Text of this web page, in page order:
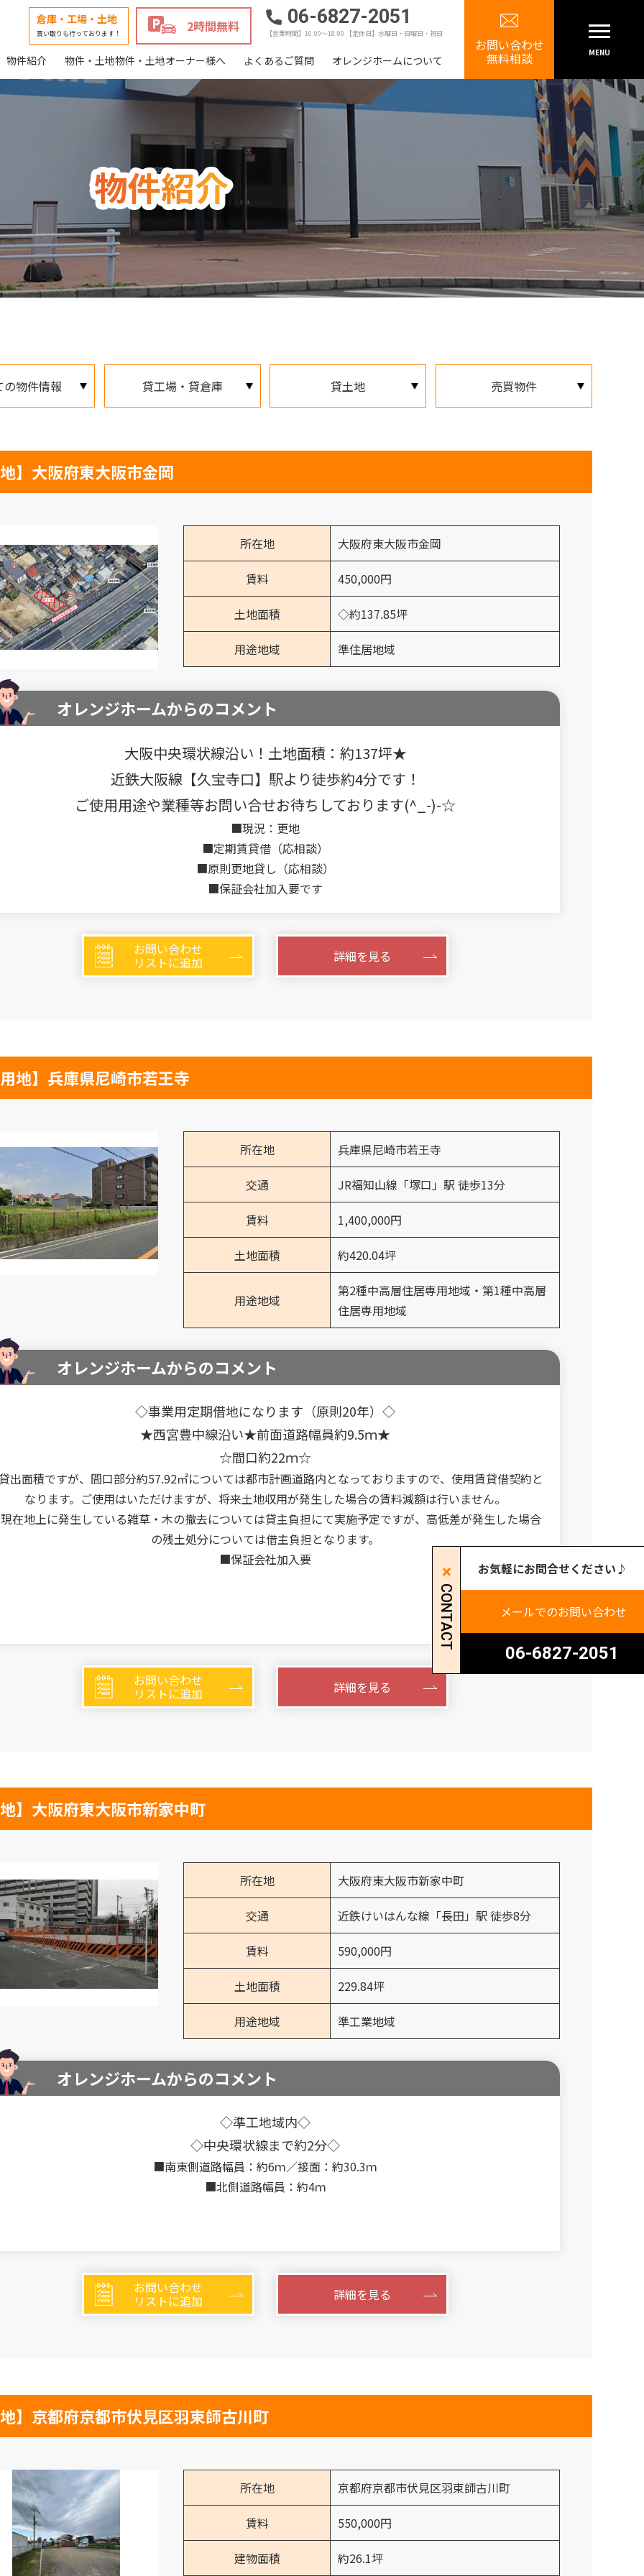
倉庫・工場・土地
買い取りも行っております！ 2時間無料 06-6827-2051
【営業時間】10:00～18:00 【定休日】水曜日・日曜日・祝日
物件紹介 物件・土地物件・土地オーナー様へ よくあるご質問 オレンジホームについて
お問い合わせ
無料相談 MENU
の物件情報 貸工場・貸倉庫 貸土地 売買物件
】大阪府東大阪市金岡
所在地 大阪府東大阪市金岡
賃料 450,000円
土地面積 ◇約137.85坪
用途地域 準住居地域
オレンジホームからのコメント
大阪中央環状線沿い！土地面積：約137坪★
近鉄大阪線【久宝寺口】駅より徒歩約4分です！
ご使用用途や業種等お問い合せお待ちしております(^_-)-☆
■現況：更地
■定期賃貸借（応相談）
■原則更地貸し（応相談）
■保証会社加入要です
お問い合わせ
リストに追加 詳細を見る
地】兵庫県尼崎市若王寺
所在地 兵庫県尼崎市若王寺
交通 JR福知山線「塚口」駅 徒歩13分
賃料 1,400,000円
土地面積 約420.04坪
用途地域
第2種中高層住居専用地域・第1種中高層
住居専用地域
オレンジホームからのコメント
◇事業用定期借地になります（原則20年）◇
★西宮豊中線沿い★前面道路幅員約9.5ｍ★
☆間口約22ｍ☆
出面積ですが、間口部分約57.92㎡については都市計画道路内となっておりますので、使用賃貸借契約と
なります。ご使用はいただけますが、将来土地収用が発生した場合の賃料減額は行いません。
在地上に発生している雑草・木の撤去については貸主負担にて実施予定ですが、高低差が発生した場合
の残土処分については借主負担となります。
■保証会社加入要
お問い合わせ
リストに追加 詳細を見る
】大阪府東大阪市新家中町
所在地 大阪府東大阪市新家中町
交通 近鉄けいはんな線「長田」駅 徒歩8分
賃料 590,000円
土地面積 229.84坪
用途地域 準工業地域
オレンジホームからのコメント
◇準工地域内◇
◇中央環状線まで約2分◇
■南東側道路幅員：約6ｍ／接面：約30.3ｍ
■北側道路幅員：約4ｍ
お問い合わせ
リストに追加 詳細を見る
】京都府京都市伏見区羽束師古川町
所在地 京都府京都市伏見区羽束師古川町
賃料 550,000円
建物面積 約26.1坪
CONTACT
お気軽にお問合せください♪
メールでのお問い合わせ
06-6827-2051